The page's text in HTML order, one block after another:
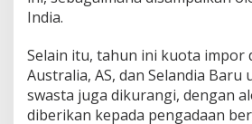
India.
Selain itu, tahun ini kuota impor
Australia, AS, dan Selandia Baru
swasta juga dikurangi, dengan
diberikan kepada pengadaan